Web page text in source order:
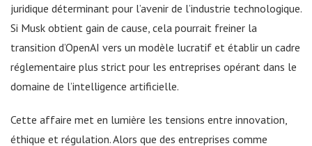
juridique déterminant pour l’avenir de l’industrie technologique.
Si Musk obtient gain de cause, cela pourrait freiner la
transition d’OpenAI vers un modèle lucratif et établir un cadre
réglementaire plus strict pour les entreprises opérant dans le
domaine de l’intelligence artificielle.
Cette affaire met en lumière les tensions entre innovation,
éthique et régulation. Alors que des entreprises comme